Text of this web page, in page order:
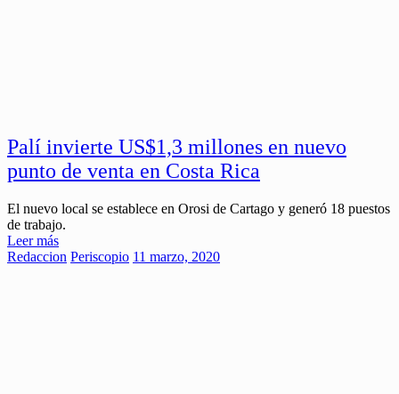
Palí invierte US$1,3 millones en nuevo
punto de venta en Costa Rica
El nuevo local se establece en Orosi de Cartago y generó 18 puestos
de trabajo.
Leer más
Redaccion Periscopio 11 marzo, 2020